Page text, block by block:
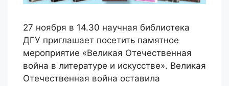
27 ноября в 14.30 научная библиотека
ДГУ приглашает посетить памятное
мероприятие «Великая Отечественная
война в литературе и искусстве». Великая
Отечественная война оставила